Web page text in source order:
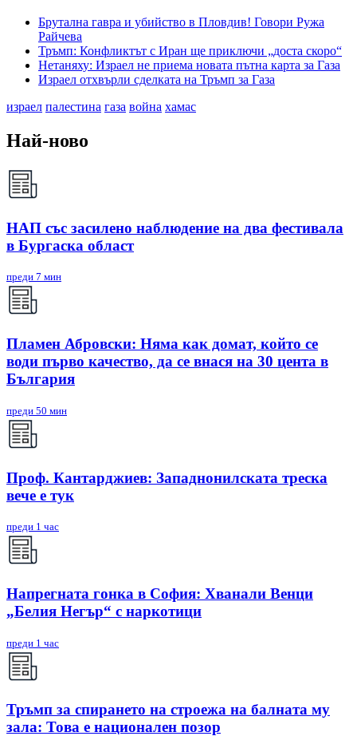
Брутална гавра и убийство в Пловдив! Говори Ружа
Райчева
Тръмп: Конфликтът с Иран ще приключи „доста скоро“
Нетаняху: Израел не приема новата пътна карта за Газа
Израел отхвърли сделката на Тръмп за Газа
израел палестина газа война хамас
Най-ново
НАП със засилено наблюдение на два фестивала
в Бургаска област
преди 7 мин
Пламен Абровски: Няма как домат, който се
води първо качество, да се внася на 30 цента в
България
преди 50 мин
Проф. Кантарджиев: Западнонилската треска
вече е тук
преди 1 час
Напрегната гонка в София: Хванали Венци
„Белия Негър“ с наркотици
преди 1 час
Тръмп за спирането на строежа на балната му
зала: Това е национален позор